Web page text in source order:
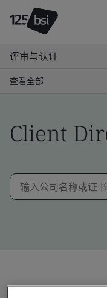
评审与认证
查看全部
Client